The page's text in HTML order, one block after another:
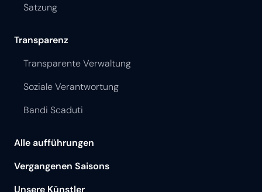
Satzung
Transparenz
Transparente Verwaltung
Soziale Verantwortung
Bandi Scaduti
Alle aufführungen
Vergangenen Saisons
Unsere Künstler